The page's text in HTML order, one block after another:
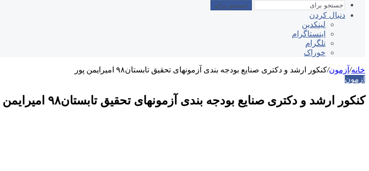
جستجو برای
دنبال کردن
لینکدین
اینستاگرام
تلگرام
خوراک
خانه/ آزمون/کنکور ارشد و دکتری صنایع بودجه بندی آزمونهای تحقیق تابستان۹۸ امیرایمن پور
آزمون
کنکور ارشد و دکتری صنایع بودجه بندی آزمونهای تحقیق تابستان۹۸ امیرایمن پور